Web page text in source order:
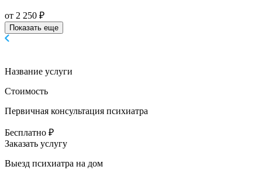
от 2 250 ₽
Показать еще
Название услуги
Стоимость
Первичная консультация психиатра
Бесплатно ₽
Заказать услугу
Выезд психиатра на дом